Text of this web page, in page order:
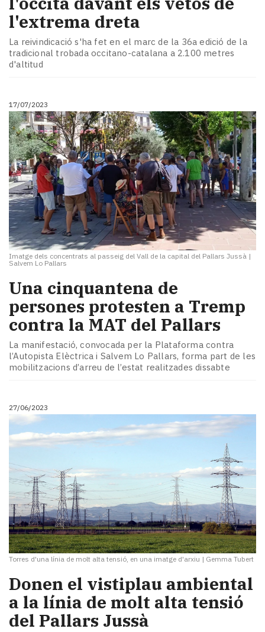
l'extrema dreta
La reivindicació s'ha fet en el marc de la 36a edició de la
tradicional trobada occitano-catalana a 2.100 metres
d'altitud
17/07/2023
Imatge dels concentrats al passeig del Vall de la capital del Pallars Jussà |
Salvem Lo Pallars
Una cinquantena de
persones protesten a Tremp
contra la MAT del Pallars
La manifestació, convocada per la Plataforma contra
l’Autopista Elèctrica i Salvem Lo Pallars, forma part de les
mobilitzacions d’arreu de l’estat realitzades dissabte
27/06/2023
Torres d'una línia de molt alta tensió, en una imatge d'arxiu | Gemma Tubert
Donen el vistiplau ambiental
a la línia de molt alta tensió
del Pallars Jussà